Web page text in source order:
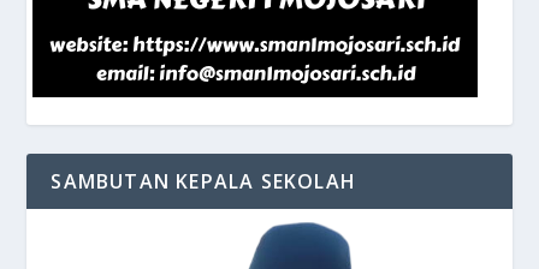
SAMBUTAN KEPALA SEKOLAH